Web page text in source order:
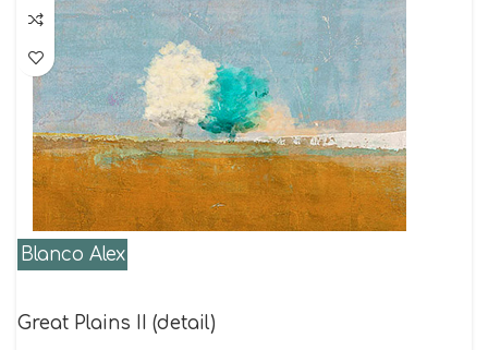
Blanco Alex
Great Plains II (detail)